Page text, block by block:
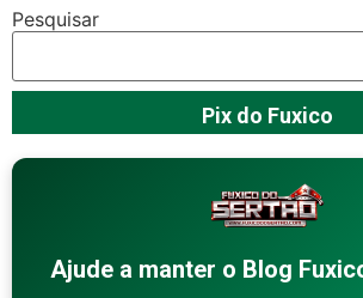
Pesquisar
Pix do Fuxico
Ajude a manter o Blog